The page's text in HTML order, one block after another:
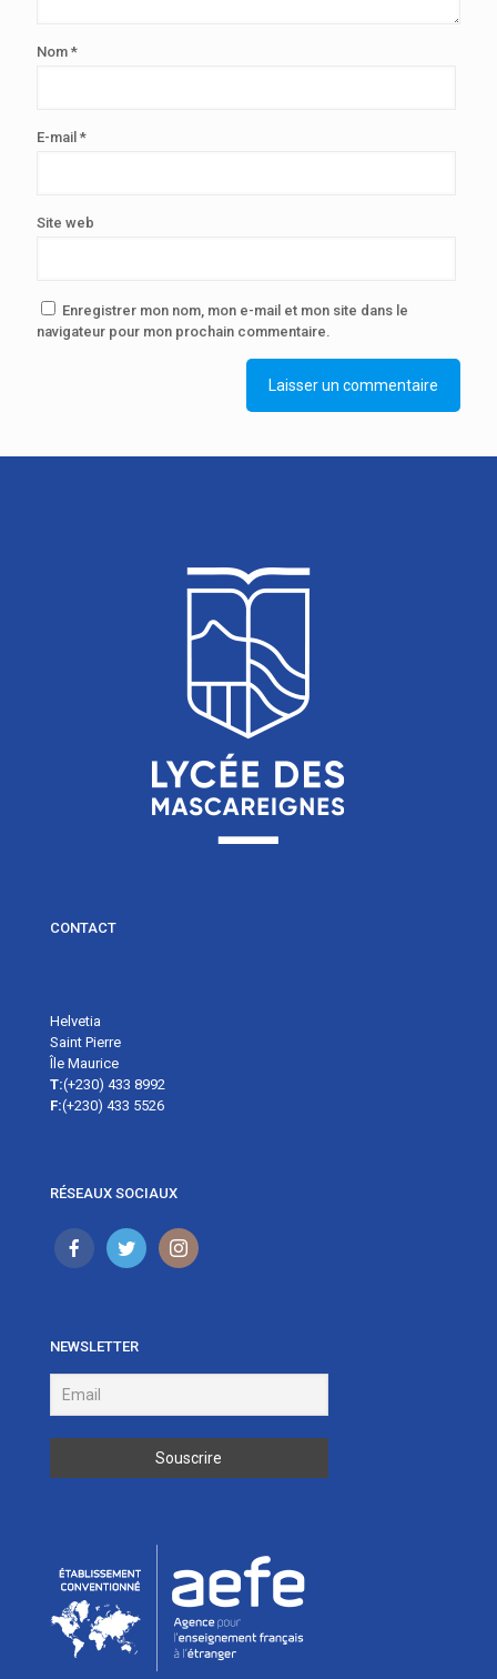
Nom *
E-mail *
Site web
Enregistrer mon nom, mon e-mail et mon site dans le
navigateur pour mon prochain commentaire.
CONTACT
Helvetia
Saint Pierre
Île Maurice
T:(+230) 433 8992
F:(+230) 433 5526
RÉSEAUX SOCIAUX
NEWSLETTER